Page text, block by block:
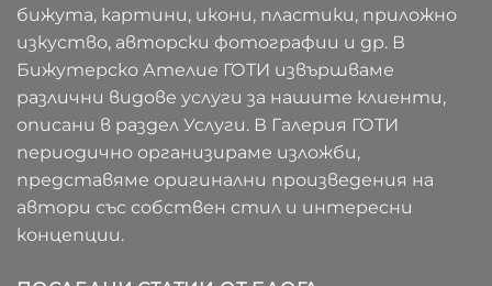
бижута, картини, икони, пластики, приложно
изкуство, авторски фотографии и др. В
Бижутерско Ателие ГОТИ извършваме
различни видове услуги за нашите клиенти,
описани в раздел Услуги. В Галерия ГОТИ
периодично организираме изложби,
представяме оригинални произведения на
автори със собствен стил и интересни
концепции.